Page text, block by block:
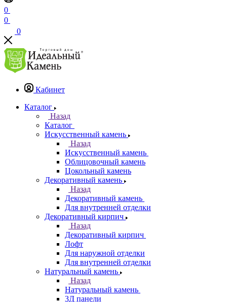
0
0
0
Кабинет
Каталог
Назад
Каталог
Искусственный камень
Назад
Искусственный камень
Облицовочный камень
Цокольный камень
Декоративный камень
Назад
Декоративный камень
Для внутренней отделки
Декоративный кирпич
Назад
Декоративный кирпич
Лофт
Для наружной отделки
Для внутренней отделки
Натуральный камень
Назад
Натуральный камень
3Д панели